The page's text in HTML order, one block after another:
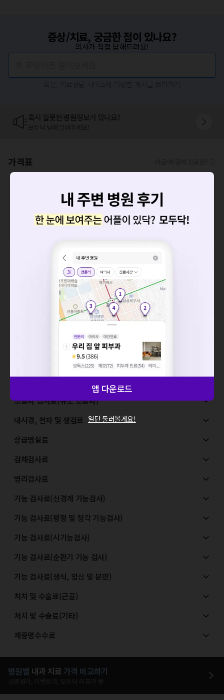
증상/치료, 궁금한 점이 있나요?
의사가 직접 답해드려요!
혹시 잘못된 병원정보가 있나요?
가격표
한 가격은 해당 의료기관에 직접 문의해주세요.
급여 항목의 경우,건강보험심사평가원 에 고지되어 있는 급여 진료 기준 가
격입니다. (진료와 연관된 복합적인 비용이 추가되어, 병원마다 금액이 다르게
산정될 수 있는 점 참고 바랍니다.)
초음파 검사료(유도 초음파)
내시경, 천자 및 생검료
상급병실료
검체검사료
병리검사료
기능 검사료(신경계 기능검사)
기능 검사료(평형 및 청각 기능검사)
기능 검사료(시기능검사)
기능 검사료(순환기 기능 검사)
기능 검사료(생식, 임신 및 분만)
처치 및 수술료(근골)
처치 및 수술료(기타)
제증명수수료
병원별 내과 치료 가격 비교하기
요청하신 작업을 처리하지 못했습니다.
네트워크 또는 서버의 일시적인 오류로, 잠시 후 다시 시도해주
세요. 지속적으로 문제가 발생할 경우 모두닥 채널톡으로 문의
앱 다운로드
일단 둘러볼게요!